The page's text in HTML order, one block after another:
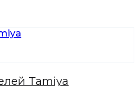
Tamiya